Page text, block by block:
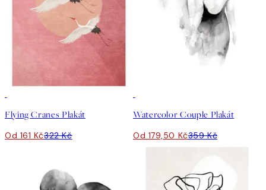
Flying Cranes Plakát
Od 161 Kč322 Kč
Watercolor Couple Plakát
Od 179,50 Kč359 Kč